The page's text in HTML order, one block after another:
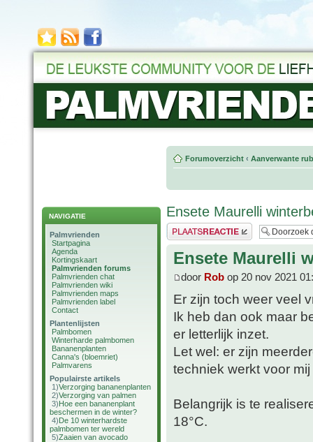
NAVIGATIE
Palmvrienden
Startpagina
Agenda
Kortingskaart
Palmvrienden forums
Palmvrienden chat
Palmvrienden wiki
Palmvrienden maps
Palmvrienden label
Contact
Plantenlijsten
Palmbomen
Winterharde palmbomen
Bananenplanten
Canna's (bloemriet)
Palmvarens
Populairste artikels
1)Verzorging bananenplanten
2)Verzorging van palmen
3)Hoe een bananenplant
beschermen in de winter?
4)De 10 winterhardste
palmbomen ter wereld
5)Zaaien van avocado
Forumoverzicht ‹ Aanverwante
Ensete Maurelli
Plaats een reactie
Ensete Maurelli
door Rob op 20 nov 2021
Er zijn toch weer veel
Ik heb dan ook maar
er letterlijk inzet.
Let wel: er zijn
techniek werkt voor
Belangrijk is te
18°C.